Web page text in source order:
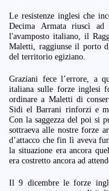
Le resistenze inglesi che
Decima Armata riuscì ad
l'avamposto italiano, il
Maletti, raggiunse il porto
del territorio egiziano.
Graziani fece l’errore, a
italiana sulle forze inglesi
ordinare a Maletti di
Sidi el Barrani rinforzi e
Con la saggezza del poi si
sottraeva alle nostre forze
d’attacco che fin lì aveva
la situazione era ancora
era costretto ancora ad
Il 9 dicembre le forze